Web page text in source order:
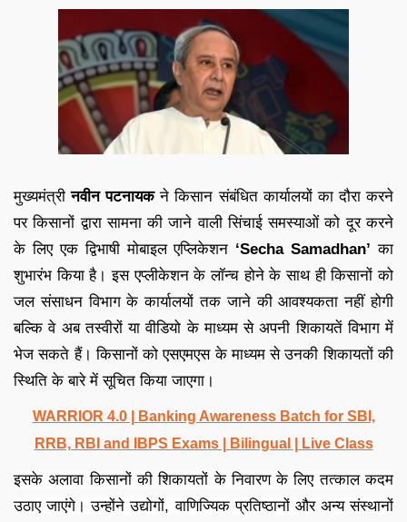
मुख्यमंत्रीनवीन पटनायकने किसान संबंधित कार्यालयों का दौरा करने
पर किसानों द्वारा सामना की जाने वाली सिंचाई समस्याओं को दूर करने
के लिए एक द्विभाषी मोबाइल एप्लिकेशन ‘Secha Samadhan’ का
शुभारंभ किया है। इस एप्लीकेशन के लॉन्च होने के साथ ही किसानों को
जल संसाधन विभाग के कार्यालयों तक जाने की आवश्यकता नहीं होगी
बल्कि वे अब तस्वीरों या वीडियो के माध्यम से अपनी शिकायतें विभाग में
भेज सकते हैं। किसानों को एसएमएस के माध्यम से उनकी शिकायतों की
स्थिति के बारे में सूचित किया जाएगा।
WARRIOR 4.0 | Banking Awareness Batch for SBI,
RRB, RBI and IBPS Exams | Bilingual | Live Class
इसके अलावा किसानों की शिकायतों के निवारण के लिए तत्काल कदम
उठाए जाएंगे। उन्होंने उद्योगों, वाणिज्यिक प्रतिष्ठानों और अन्य संस्थानों